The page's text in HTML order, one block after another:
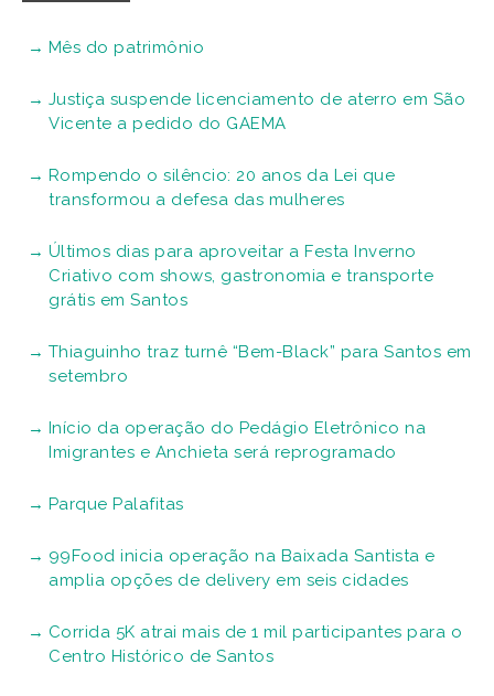
Mês do patrimônio
Justiça suspende licenciamento de aterro em São
Vicente a pedido do GAEMA
Rompendo o silêncio: 20 anos da Lei que
transformou a defesa das mulheres
Últimos dias para aproveitar a Festa Inverno
Criativo com shows, gastronomia e transporte
grátis em Santos
Thiaguinho traz turnê “Bem-Black” para Santos em
setembro
Início da operação do Pedágio Eletrônico na
Imigrantes e Anchieta será reprogramado
Parque Palafitas
99Food inicia operação na Baixada Santista e
amplia opções de delivery em seis cidades
Corrida 5K atrai mais de 1 mil participantes para o
Centro Histórico de Santos